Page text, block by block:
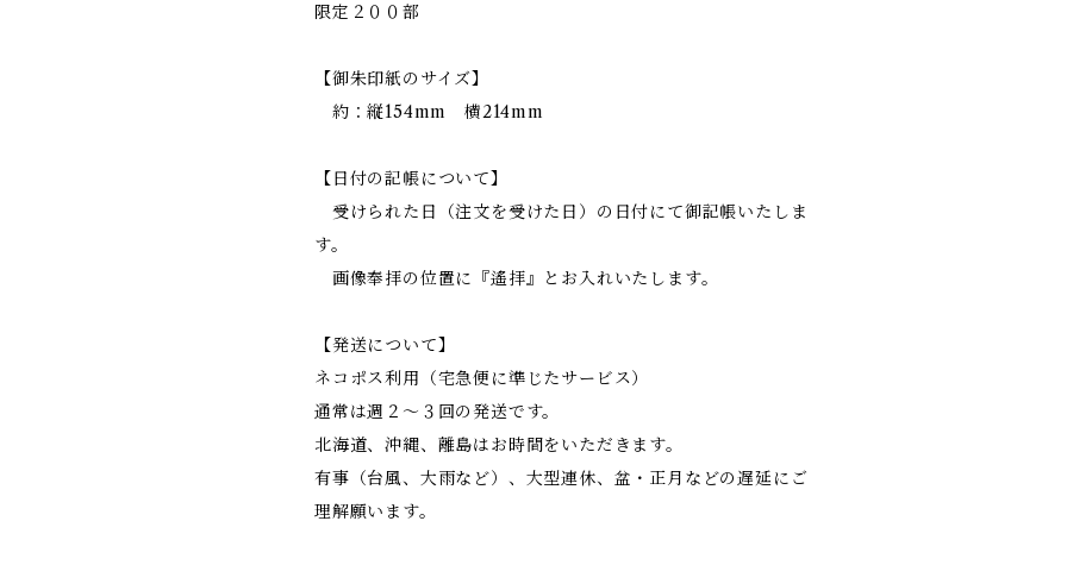
限定２００部
【御朱印紙のサイズ】
約：縦154mm 横214mm
【日付の記帳について】
受けられた日（注文を受けた日）の日付にて御記帳いたしま
す。
画像奉拝の位置に『遙拝』とお入れいたします。
【発送について】
ネコポス利用（宅急便に準じたサービス）
通常は週２～３回の発送です。
北海道、沖縄、離島はお時間をいただきます。
有事（台風、大雨など）、大型連休、盆・正月などの遅延にご
理解願います。